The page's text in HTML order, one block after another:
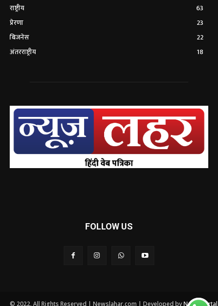
राष्ट्रीय
63
प्रेरणा
23
बिजनेस
22
अंतरराष्ट्रीय
18
FOLLOW US
© 2022, All Rights Reserved | Newslahar.com | Developed byNews